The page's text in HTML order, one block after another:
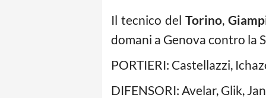
Il tecnico delTorino,
domani a Genova contro la
PORTIERI: Castellazzi,
DIFENSORI: Avelar, Glik,